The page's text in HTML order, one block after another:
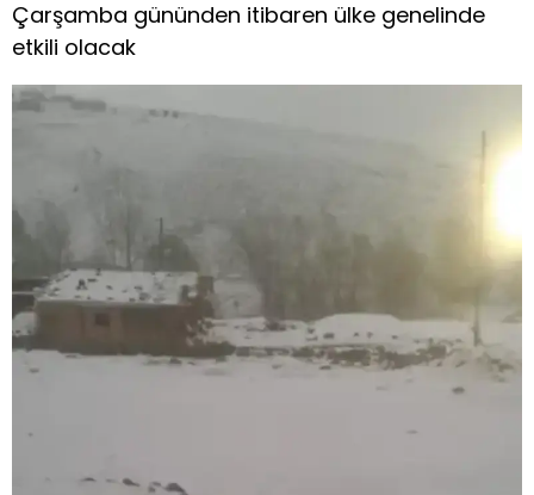
Çarşamba gününden itibaren ülke genelinde
etkili olacak